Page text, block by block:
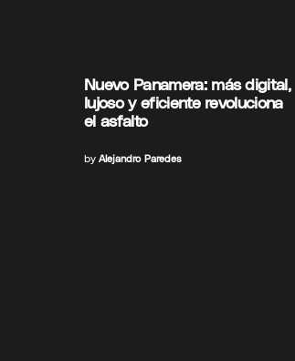
Nuevo Panamera: más digital,
lujoso y eficiente revoluciona
el asfalto
by Alejandro Paredes